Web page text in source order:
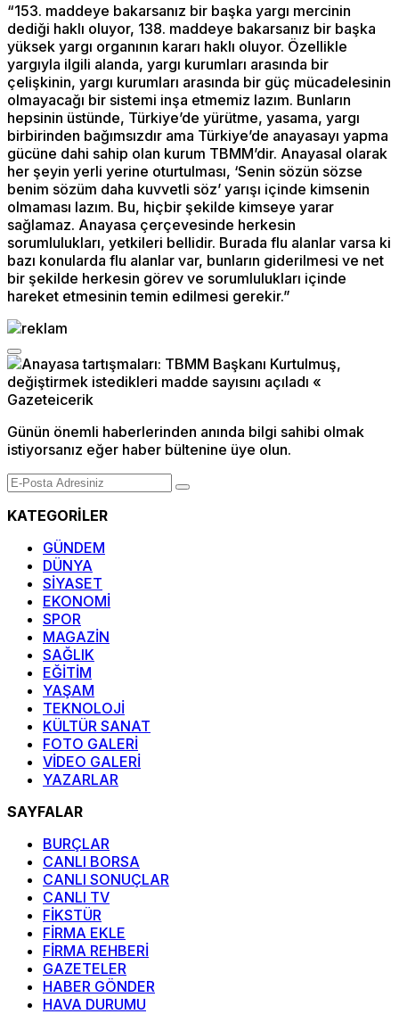
“153. maddeye bakarsanız bir başka yargı mercinin
dediği haklı oluyor, 138. maddeye bakarsanız bir başka
yüksek yargı organının kararı haklı oluyor. Özellikle
yargıyla ilgili alanda, yargı kurumları arasında bir
çelişkinin, yargı kurumları arasında bir güç mücadelesinin
olmayacağı bir sistemi inşa etmemiz lazım. Bunların
hepsinin üstünde, Türkiye’de yürütme, yasama, yargı
birbirinden bağımsızdır ama Türkiye’de anayasayı yapma
gücüne dahi sahip olan kurum TBMM’dir. Anayasal olarak
her şeyin yerli yerine oturtulması, ‘Senin sözün sözse
benim sözüm daha kuvvetli söz’ yarışı içinde kimsenin
olmaması lazım. Bu, hiçbir şekilde kimseye yarar
sağlamaz. Anayasa çerçevesinde herkesin
sorumlulukları, yetkileri bellidir. Burada flu alanlar varsa ki
bazı konularda flu alanlar var, bunların giderilmesi ve net
bir şekilde herkesin görev ve sorumlulukları içinde
hareket etmesinin temin edilmesi gerekir.”
Günün önemli haberlerinden anında bilgi sahibi olmak
istiyorsanız eğer haber bültenine üye olun.
KATEGORİLER
GÜNDEM
DÜNYA
SİYASET
EKONOMİ
SPOR
MAGAZİN
SAĞLIK
EĞİTİM
YAŞAM
TEKNOLOJİ
KÜLTÜR SANAT
FOTO GALERİ
VİDEO GALERİ
YAZARLAR
SAYFALAR
BURÇLAR
CANLI BORSA
CANLI SONUÇLAR
CANLI TV
FİKSTÜR
FİRMA EKLE
FİRMA REHBERİ
GAZETELER
HABER GÖNDER
HAVA DURUMU